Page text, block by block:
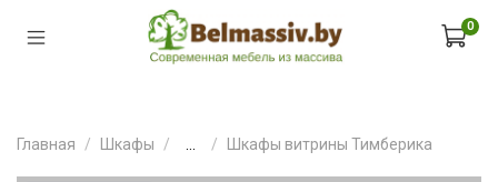
0
Главная Шкафы Шкафы витрины Тимберика